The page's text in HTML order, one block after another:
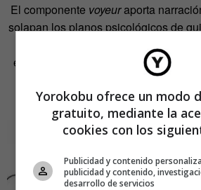
El componente voyeuraporta
solapan los planos psicológicos de
asoma y espía un momento que no
encuadres caldean el erotismo de
aire de osadía y de cosa robada;
consume por elección sino que se
Yorokobu ofrece un modo
gratuito, mediante la
cookies con los
Publicidad y contenido
publicidad y contenido,
desarrollo de servicios